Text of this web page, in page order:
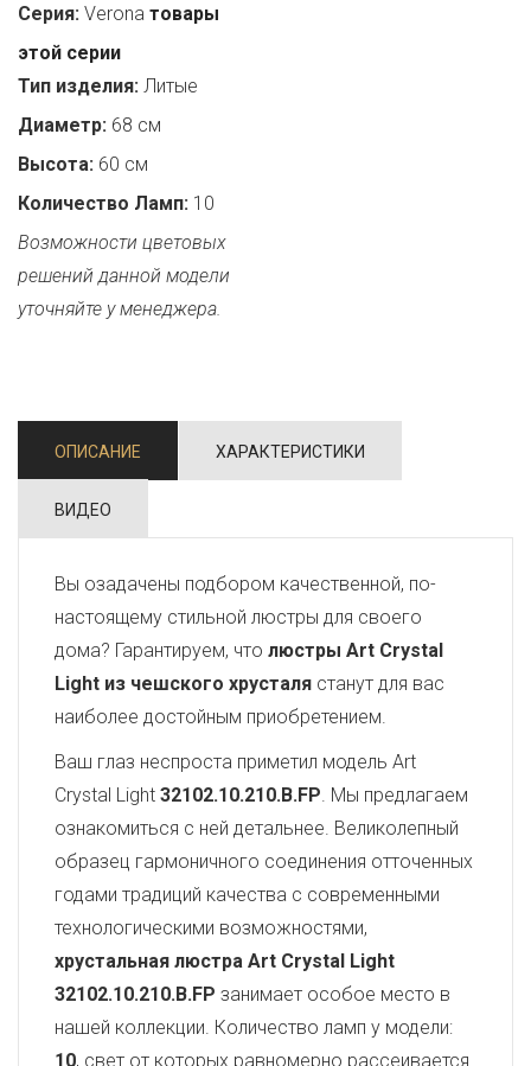
Серия: Verona товары
этой серии
Тип изделия: Литые
Диаметр: 68 см
Высота: 60 см
Количество Ламп: 10
Возможности цветовых
решений данной модели
уточняйте у менеджера.
ОПИСАНИЕ ХАРАКТЕРИСТИКИ
ВИДЕО
Вы озадачены подбором качественной, по-
настоящему стильной люстры для своего
дома? Гарантируем, что люстры Art Crystal
Light из чешского хрусталя станут для вас
наиболее достойным приобретением.
Ваш глаз неспроста приметил модель Art
Crystal Light 32102.10.210.B.FP. Мы предлагаем
ознакомиться с ней детальнее. Великолепный
образец гармоничного соединения отточенных
годами традиций качества с современными
технологическими возможностями,
хрустальная люстра Art Crystal Light
32102.10.210.B.FP занимает особое место в
нашей коллекции. Количество ламп у модели:
10, свет от которых равномерно рассеивается